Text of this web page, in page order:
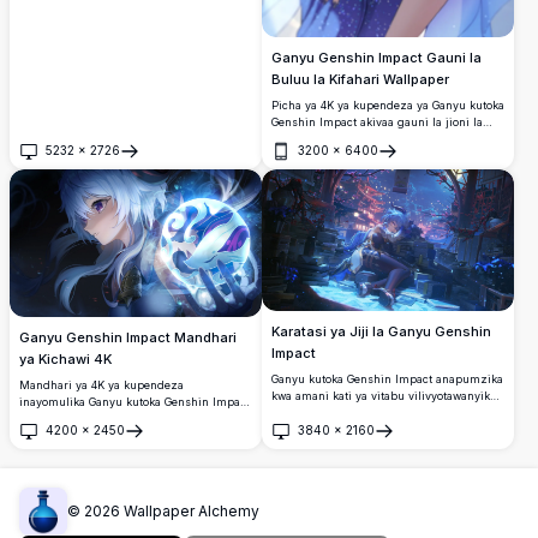
5232 × 2726
Fungua
Ganyu Genshin Impact Gauni la
Buluu la Kifahari Wallpaper
Picha ya 4K ya kupendeza ya Ganyu kutoka
Genshin Impact akivaa gauni la jioni la
buluu la kina lenye kung'aa. Inaonyesha
nywele zake za kipekee za buluu, pembe,
macho ya violet, na mapambo ya kifahari
katika maelezo ya ubora wa juu wa
kushangaza.
3200 × 6400
Fungua
Ganyu Genshin Impact Mandhari
ya Kichawi 4K
Mandhari ya 4K ya kupendeza
inayomulika Ganyu kutoka Genshin Impact
ya bluu. Nywele zake nyeupe na macho ya
4200 × 2450
Fungua
Karatasi ya Jiji la Ganyu Genshin
Impact
Ganyu kutoka Genshin Impact anapumzika
kwa amani kati ya vitabu vilivyotawanyika
3840 × 2160
Fungua
© 2026 Wallpaper Alchemy